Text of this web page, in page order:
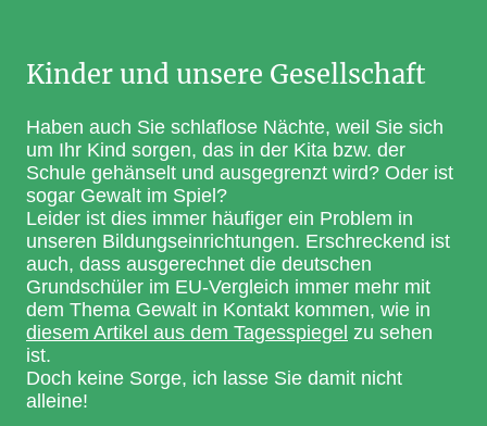
Kinder und unsere Gesellschaft
Haben auch Sie schlaflose Nächte, weil Sie sich
um Ihr Kind sorgen, das in der Kita bzw. der
Schule gehänselt und ausgegrenzt wird? Oder ist
sogar Gewalt im Spiel?
Leider ist dies immer häufiger ein Problem in
unseren Bildungseinrichtungen. Erschreckend ist
auch, dass ausgerechnet die deutschen
Grundschüler im EU-Vergleich immer mehr mit
dem Thema Gewalt in Kontakt kommen, wie in
diesem Artikel aus dem Tagesspiegel zu sehen
ist.
Doch keine Sorge, ich lasse Sie damit nicht
alleine!